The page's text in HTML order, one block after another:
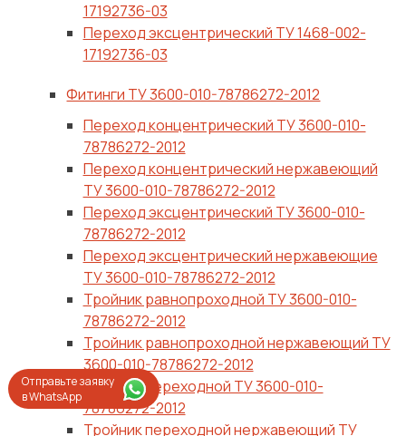
Отправьте заявку
в WhatsApp
17192736-03
Переход эксцентрический ТУ 1468-002-
17192736-03
Фитинги ТУ 3600-010-78786272-2012
Переход концентрический ТУ 3600-010-
78786272-2012
Переход концентрический нержавеющий
ТУ 3600-010-78786272-2012
Переход эксцентрический ТУ 3600-010-
78786272-2012
Переход эксцентрический нержавеющие
ТУ 3600-010-78786272-2012
Тройник равнопроходной ТУ 3600-010-
78786272-2012
Тройник равнопроходной нержавеющий ТУ
3600-010-78786272-2012
Тройник переходной ТУ 3600-010-
78786272-2012
Тройник переходной нержавеющий ТУ